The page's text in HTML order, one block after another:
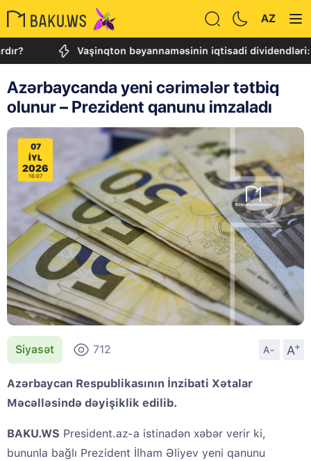
AZ
Vaşinqton bəyannaməsinin iqtisadi dividendləri:
Azərbaycanda yeni cərimələr tətbiq
olunur – Prezident qanunu imzaladı
07
IYL
2026
16:07
Siyasət 712 A- A
+
Azərbaycan Respublikasının İnzibati Xətalar
Məcəlləsində dəyişiklik edilib.
BAKU.WS President.az-a istinadən xəbər verir ki,
bununla bağlı Prezident İlham Əliyev yeni qanunu